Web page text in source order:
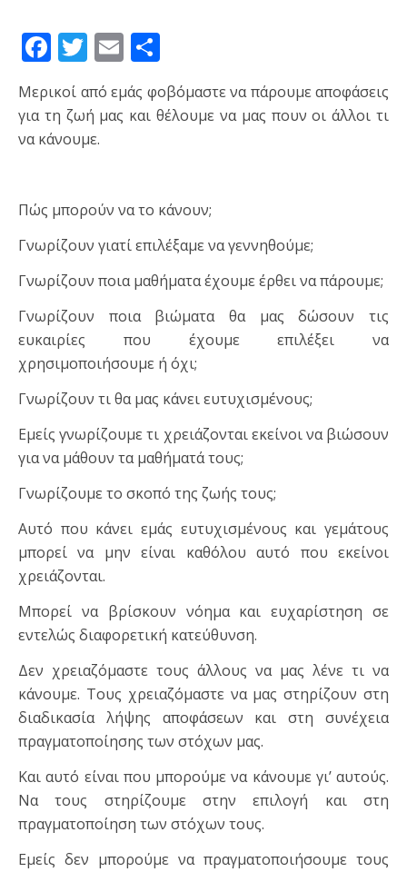
Facebook
Twitter
Email
Μερικοί από εμάς φοβόμαστε να πάρουμε αποφάσεις
για τη ζωή μας και θέλουμε να μας πουν οι άλλοι τι
να κάνουμε.
Πώς μπορούν να το κάνουν;
Γνωρίζουν γιατί επιλέξαμε να γεννηθούμε;
Γνωρίζουν ποια μαθήματα έχουμε έρθει να πάρουμε;
Γνωρίζουν ποια βιώματα θα μας δώσουν τις
ευκαιρίες που έχουμε επιλέξει να
χρησιμοποιήσουμε ή όχι;
Γνωρίζουν τι θα μας κάνει ευτυχισμένους;
Εμείς γνωρίζουμε τι χρειάζονται εκείνοι να βιώσουν
για να μάθουν τα μαθήματά τους;
Γνωρίζουμε το σκοπό της ζωής τους;
Αυτό που κάνει εμάς ευτυχισμένους και γεμάτους
μπορεί να μην είναι καθόλου αυτό που εκείνοι
χρειάζονται.
Μπορεί να βρίσκουν νόημα και ευχαρίστηση σε
εντελώς διαφορετική κατεύθυνση.
Δεν χρειαζόμαστε τους άλλους να μας λένε τι να
κάνουμε. Τους χρειαζόμαστε να μας στηρίζουν στη
διαδικασία λήψης αποφάσεων και στη συνέχεια
πραγματοποίησης των στόχων μας.
Και αυτό είναι που μπορούμε να κάνουμε γι’ αυτούς.
Να τους στηρίζουμε στην επιλογή και στη
πραγματοποίηση των στόχων τους.
Εμείς δεν μπορούμε να πραγματοποιήσουμε τους